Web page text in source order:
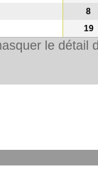
8
19
le détail